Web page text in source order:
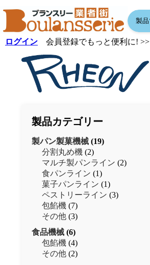
ログイン 会員登録でもっと便利に! >>
製品カテゴリー
製パン製菓機械 (19)
分割丸め機 (2)
マルチ製パンライン (2)
食パンライン (1)
菓子パンライン (1)
ペストリーライン (3)
包餡機 (7)
その他 (3)
食品機械 (6)
包餡機 (4)
その他 (2)